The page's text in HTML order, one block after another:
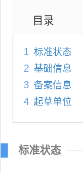
目录
1 标准状态
2 基础信息
3 备案信息
4 起草单位
标准状态